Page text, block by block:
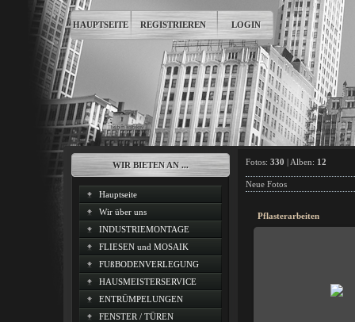
HAUPTSEITE REGISTRIEREN LOGIN
WIR BIETEN AN ...
Hauptseite
Wir über uns
INDUSTRIEMONTAGE
FLIESEN und MOSAIK
FUßBODENVERLEGUNG
HAUSMEISTERSERVICE
ENTRÜMPELUNGEN
FENSTER / TÜREN
Fotos: 330 | Alben: 12
Neue Fotos
Pflasterarbeiten